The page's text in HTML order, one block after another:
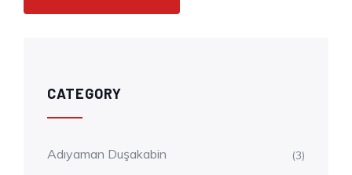
CATEGORY
Adıyaman Duşakabin (3)